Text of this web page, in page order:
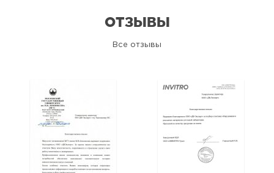
ОТЗЫВЫ
Все отзывы